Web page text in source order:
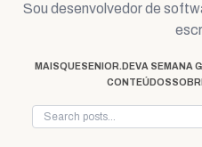
Sou desenvolvedor de
MAISQUESENIOR.DEVA SEMANA
CONTEÚDOS